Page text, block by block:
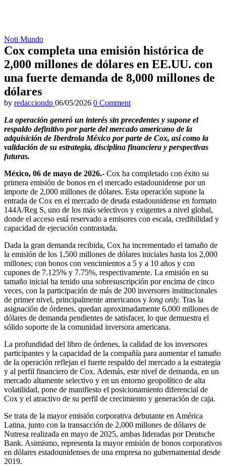
Noti Mundo
Cox completa una emisión histórica de
2,000 millones de dólares en EE.UU. con
una fuerte demanda de 8,000 millones de
dólares
by redacciondp 06/05/2026 0 Comment
La operación generó un interés sin precedentes y supone el
respaldo definitivo por parte del mercado americano de la
adquisición de Iberdrola México por parte de Cox, así como la
validación de su estrategia, disciplina financiera y perspectivas
futuras.
México, 06 de mayo de 2026.- Cox ha completado con éxito su
primera emisión de bonos en el mercado estadounidense por un
importe de 2,000 millones de dólares. Esta operación supone la
entrada de Cox en el mercado de deuda estadounidense en formato
144A/Reg S, uno de los más selectivos y exigentes a nivel global,
donde el acceso está reservado a emisores con escala, credibilidad y
capacidad de ejecución contrastada.
Dada la gran demanda recibida, Cox ha incrementado el tamaño de
la emisión de los 1,500 millones de dólares iniciales hasta los 2,000
millones; con bonos con vencimientos a 5 y a 10 años y con
cupones de 7.125% y 7.75%, respectivamente. La emisión en su
tamaño inicial ha tenido una sobresuscripción por encima de cinco
veces, con la participación de más de 200 inversores institucionales
de primer nivel, principalmente americanos y long only. Tras la
asignación de órdenes, quedan aproximadamente 6,000 millones de
dólares de demanda pendientes de satisfacer, lo que demuestra el
sólido soporte de la comunidad inversora americana.
La profundidad del libro de órdenes, la calidad de los inversores
participantes y la capacidad de la compañía para aumentar el tamaño
de la operación reflejan el fuerte respaldo del mercado a la estrategia
y al perfil financiero de Cox. Además, este nivel de demanda, en un
mercado altamente selectivo y en un entorno geopolítico de alta
volatilidad, pone de manifiesto el posicionamiento diferencial de
Cox y el atractivo de su perfil de crecimiento y generación de caja.
Se trata de la mayor emisión corporativa debutante en América
Latina, junto con la transacción de 2,000 millones de dólares de
Nutresa realizada en mayo de 2025, ambas lideradas por Deutsche
Bank. Asimismo, representa la mayor emisión de bonos corporativos
en dólares estadounidenses de una empresa no gubernamental desde
2019.